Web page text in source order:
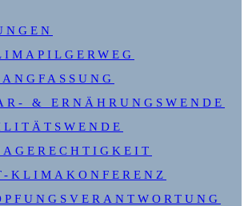
& ERNÄHRUNGSWENDE
KLIMAKONFERENZ